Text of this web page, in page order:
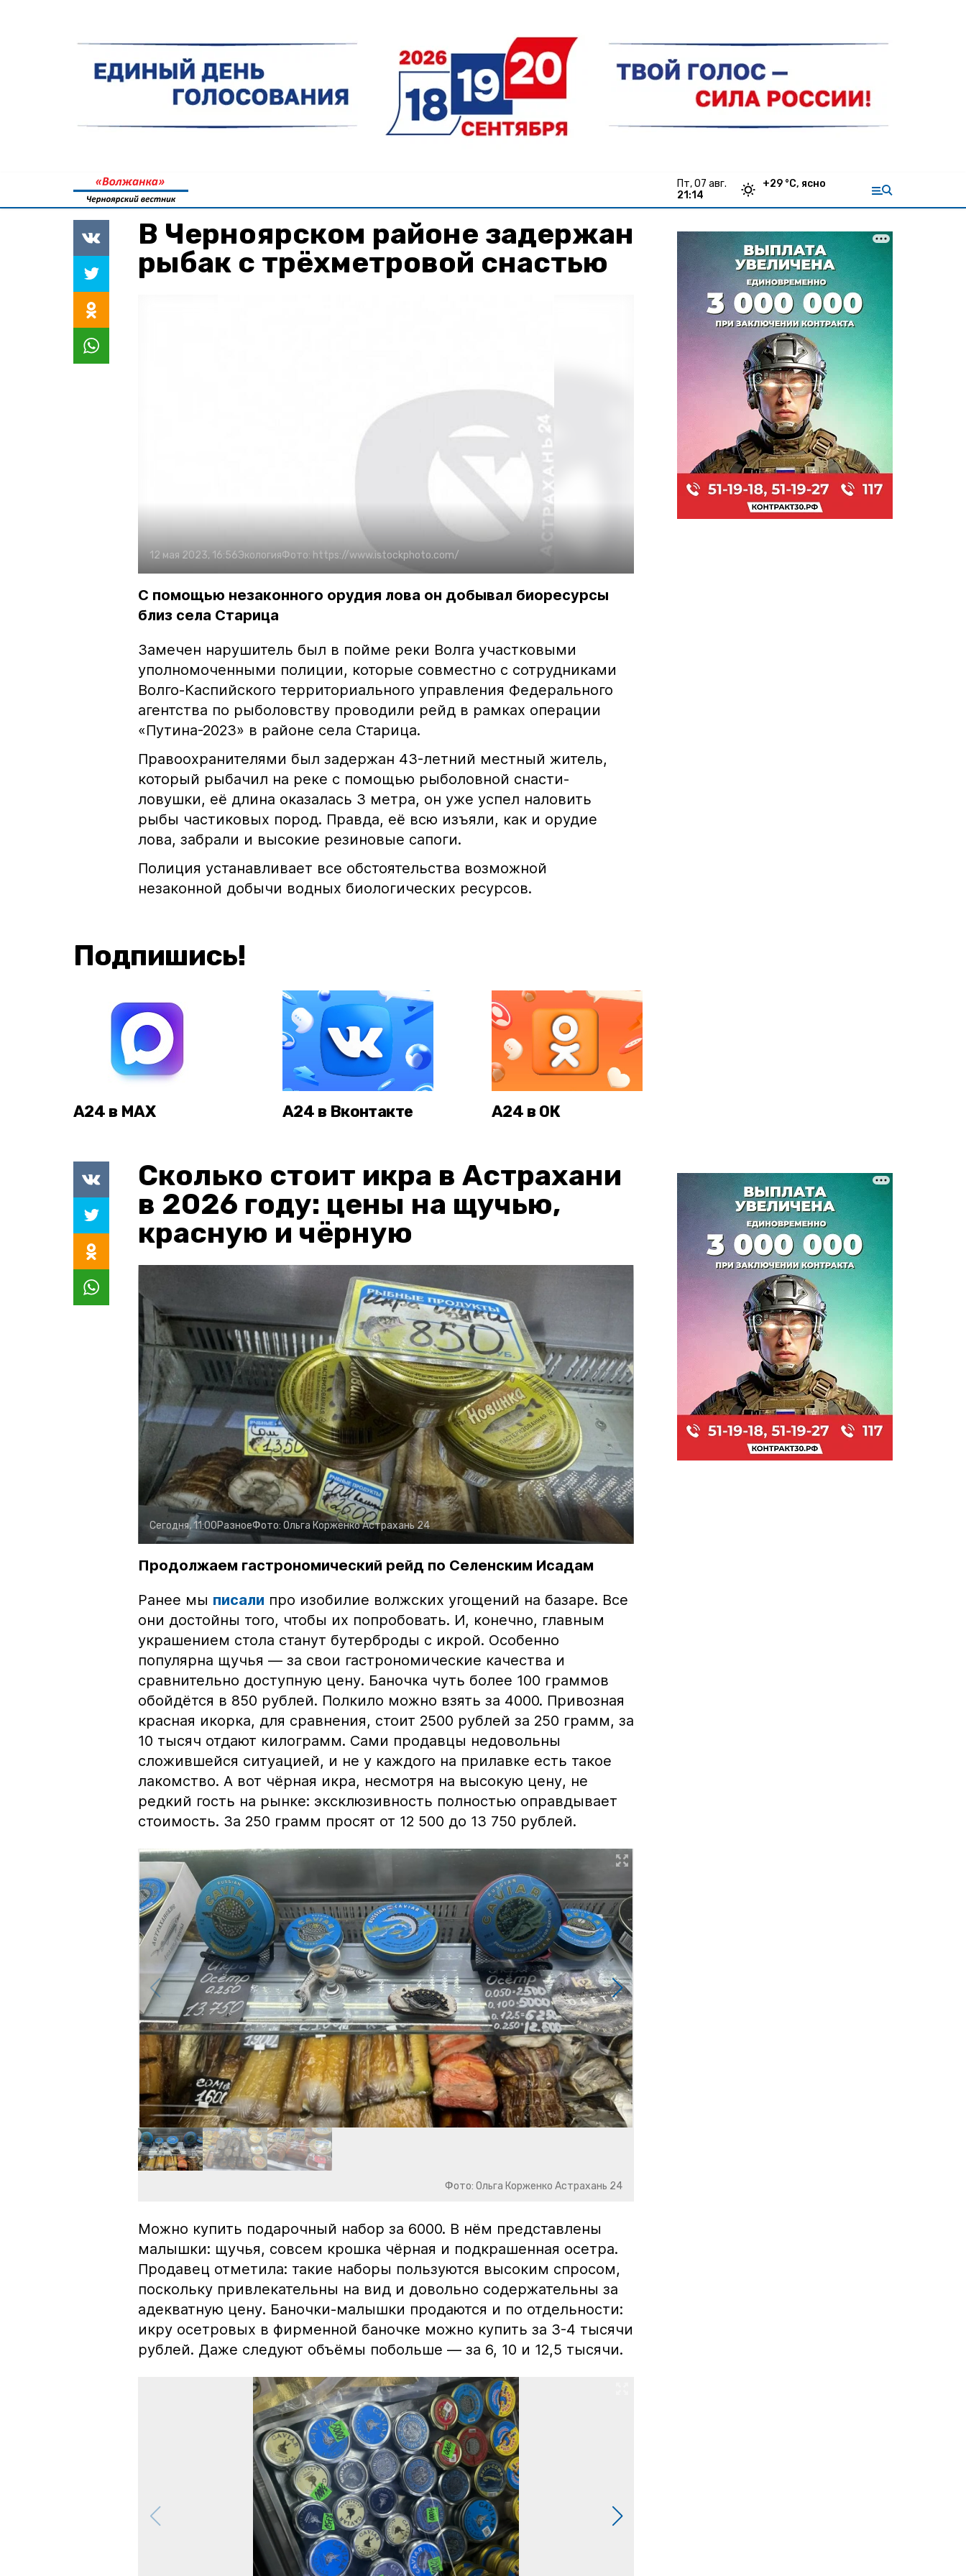
пт, 07 авг.
21:14
+29 °С, ясно
В Черноярском районе задержан
рыбак с трёхметровой снастью
12 мая 2023, 16:56ЭкологияФото: https://www.istockphoto.com/
С помощью незаконного орудия лова он добывал биоресурсы
близ села Старица
Замечен нарушитель был в пойме реки Волга участковыми
уполномоченными полиции, которые совместно с сотрудниками
Волго-Каспийского территориального управления Федерального
агентства по рыболовству проводили рейд в рамках операции
«Путина-2023» в районе села Старица.
Правоохранителями был задержан 43-летний местный житель,
который рыбачил на реке с помощью рыболовной снасти-
ловушки, её длина оказалась 3 метра, он уже успел наловить
рыбы частиковых пород. Правда, её всю изъяли, как и орудие
лова, забрали и высокие резиновые сапоги.
Полиция устанавливает все обстоятельства возможной
незаконной добычи водных биологических ресурсов.
Подпишись!
А24 в MAX А24 в Вконтакте А24 в ОК
Сколько стоит икра в Астрахани
в 2026 году: цены на щучью,
красную и чёрную
Сегодня, 11:00РазноеФото: Ольга КорженкоАстрахань 24
Продолжаем гастрономический рейд по Селенским Исадам
Ранее мы писали про изобилие волжских угощений на базаре. Все
они достойны того, чтобы их попробовать. И, конечно, главным
украшением стола станут бутерброды с икрой. Особенно
популярна щучья — за свои гастрономические качества и
сравнительно доступную цену. Баночка чуть более 100 граммов
обойдётся в 850 рублей. Полкило можно взять за 4000. Привозная
красная икорка, для сравнения, стоит 2500 рублей за 250 грамм, за
10 тысяч отдают килограмм. Сами продавцы недовольны
сложившейся ситуацией, и не у каждого на прилавке есть такое
лакомство. А вот чёрная икра, несмотря на высокую цену, не
редкий гость на рынке: эксклюзивность полностью оправдывает
стоимость. За 250 грамм просят от 12 500 до 13 750 рублей.
Фото: Ольга Корженко Астрахань 24
Можно купить подарочный набор за 6000. В нём представлены
малышки: щучья, совсем крошка чёрная и подкрашенная осетра.
Продавец отметила: такие наборы пользуются высоким спросом,
поскольку привлекательны на вид и довольно содержательны за
адекватную цену. Баночки-малышки продаются и по отдельности:
икру осетровых в фирменной баночке можно купить за 3-4 тысячи
рублей. Даже следуют объёмы побольше — за 6, 10 и 12,5 тысячи.